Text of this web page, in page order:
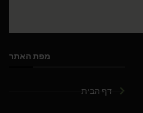
מפת האתר
דף הבית